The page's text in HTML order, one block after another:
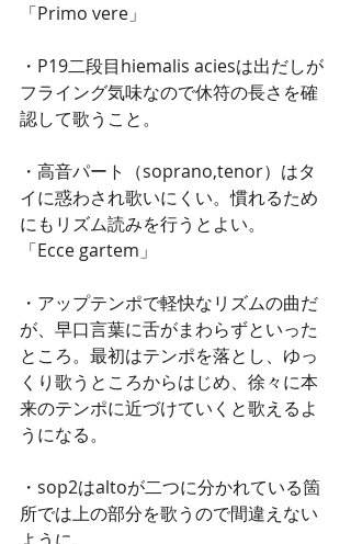
「Primo vere」
・P19二段目hiemalis aciesは出だしが
フライング気味なので休符の長さを確
認して歌うこと。
・高音パート（soprano,tenor）はタ
イに惑わされ歌いにくい。慣れるため
にもリズム読みを行うとよい。
「Ecce gartem」
・アップテンポで軽快なリズムの曲だ
が、早口言葉に舌がまわらずといった
ところ。最初はテンポを落とし、ゆっ
くり歌うところからはじめ、徐々に本
来のテンポに近づけていくと歌えるよ
うになる。
・sop2はaltoが二つに分かれている箇
所では上の部分を歌うので間違えない